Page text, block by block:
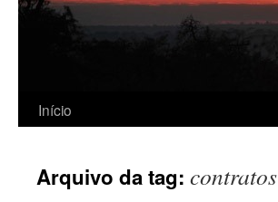
Início
Arquivo da tag: contratos